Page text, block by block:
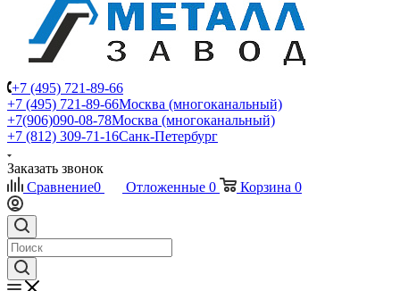
+7 (495) 721-89-66
+7 (495) 721-89-66Москва (многоканальный)
+7(906)090-08-78Москва (многоканальный)
+7 (812) 309-71-16Санк-Петербург
Заказать звонок
Сравнение0 Отложенные 0 Корзина 0